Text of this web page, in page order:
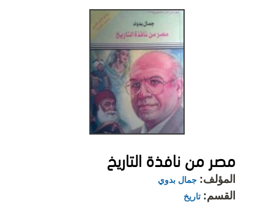
مصر من نافذة التاريخ
المؤلف: جمال بدوي
القسم: تاريخ